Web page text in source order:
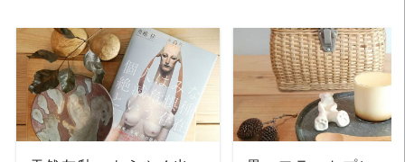
READ MORE READ MORE